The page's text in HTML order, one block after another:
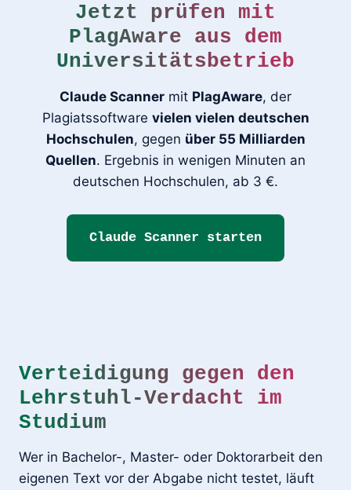
Jetzt prüfen mit
PlagAware aus dem
Universitätsbetrieb
Claude Scanner mit PlagAware, der
Plagiatssoftware vielen vielen deutschen
Hochschulen, gegen über 55 Milliarden
Quellen. Ergebnis in wenigen Minuten an
deutschen Hochschulen, ab 3 €.
Claude Scanner starten
Verteidigung gegen den
Lehrstuhl-Verdacht im
Studium
Wer in Bachelor-, Master- oder Doktorarbeit den
eigenen Text vor der Abgabe nicht testet, läuft